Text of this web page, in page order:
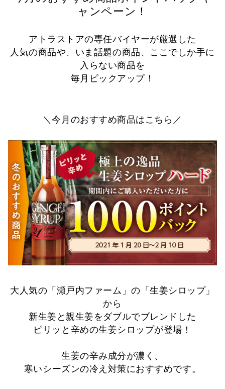
ャンペーン！
アトラストアの専任バイヤーが厳選した
人気の商品や、いま話題の商品、ここでしか手に
入らない商品を
毎月ピックアップ！
＼今月のおすすめ商品はこちら／
大人気の「瀬戸内ファーム」の「生姜シロップ」
から
新生姜と親生姜をダブルでブレンドした
ピリッと辛めの生姜シロップが登場！
生姜の辛み成分が濃く、
寒いシーズンの冷え対策におすすめです。